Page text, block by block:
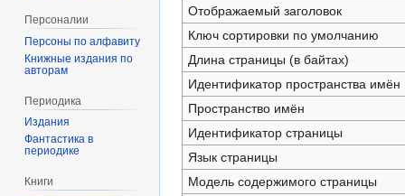
навигации
поиску
Отображаемый заголовок
Ключ сортировки по умолчанию
Длина страницы (в байтах)
Идентификатор пространства имён
Пространство имён
Идентификатор страницы
Язык страницы
Модель содержимого страницы
Персоналии
Персоны по алфавиту
Книжные издания по
авторам
Периодика
Издания
Фантастика в
периодике
Книги